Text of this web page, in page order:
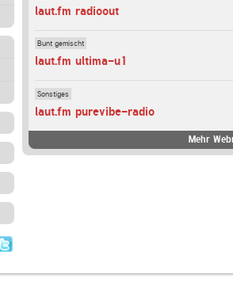
laut.fm radioout
Bunt gemischt
laut.fm ultima-u1
Sonstiges
laut.fm purevibe-radio
Mehr